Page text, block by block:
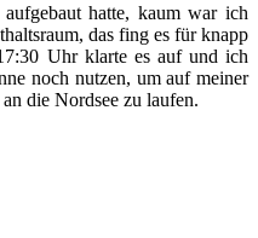
hatte, kaum war ich
das fing es für knapp
Uhr klarte es auf und ich
noch nutzen, um auf meiner
die Nordsee zu laufen.